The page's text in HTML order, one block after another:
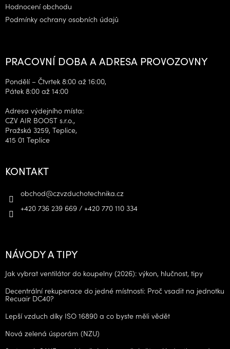
Hodnocení obchodu
Podmínky ochrany osobních údajů
PRACOVNÍ DOBA A ADRESA PROVOZOVNY
Pondělí – Čtvrtek 8:00 až 16:00,
Pátek 8:00 až 14:00
Adresa výdejního místa:
CZV AIR BOOST s.r.o.,
Pražská 3259, Teplice,
415 01 Teplice
KONTAKT
obchod@czvzduchotechnika.cz
+420 736 239 669 / +420 770 110 334
NÁVODY A TIPY
Jak vybrat ventilátor do koupelny (2026): výkon, hlučnost, tipy
Decentrální rekuperace do jedné místnosti: Proč vsadit na jednotku
Recuair DC40?
Lepší vzduch díky ISO 16890 a co byste měli vědět
Nová zelená úsporám (NZU)